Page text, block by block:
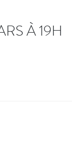
À 19H